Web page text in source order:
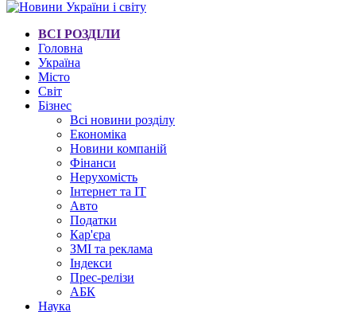
ВСІ РОЗДІЛИ
Головна
Україна
Місто
Світ
Бізнес
Всі новини розділу
Економіка
Новини компаній
Фінанси
Нерухомість
Інтернет та IT
Авто
Податки
Кар'єра
ЗМІ та реклама
Індекси
Прес-релізи
АБК
Наука